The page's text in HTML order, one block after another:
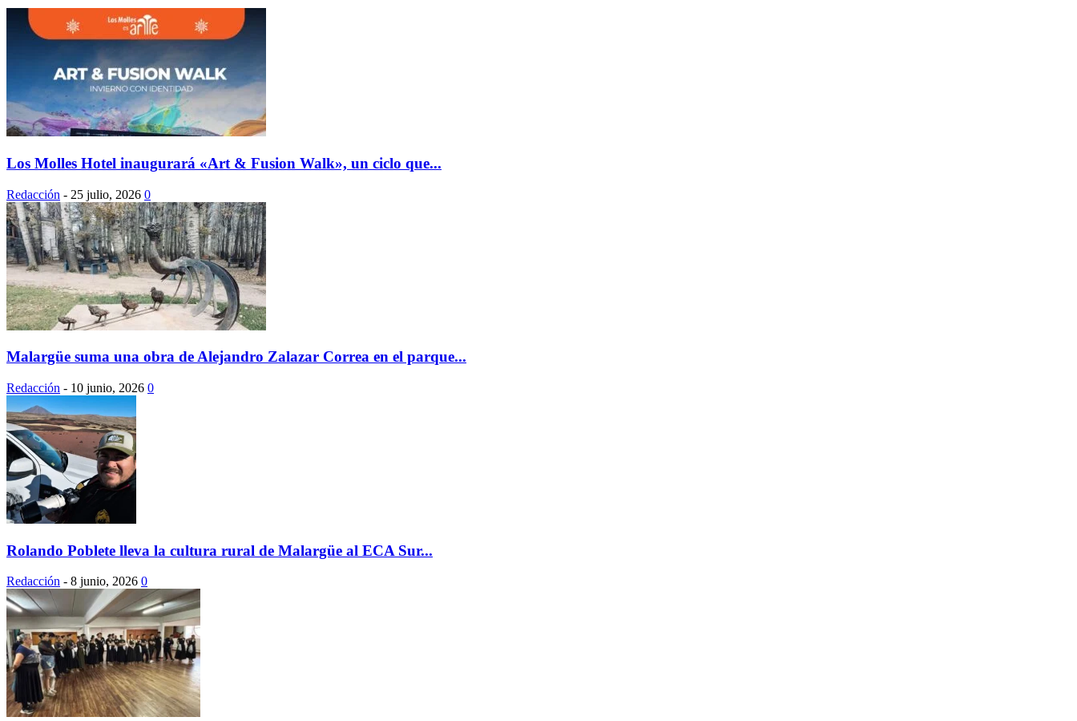
Los Molles Hotel inaugurará «Art & Fusion Walk», un ciclo que...
Redacción - 25 julio, 2026 0
Malargüe suma una obra de Alejandro Zalazar Correa en el parque...
Redacción - 10 junio, 2026 0
Rolando Poblete lleva la cultura rural de Malargüe al ECA Sur...
Redacción - 8 junio, 2026 0